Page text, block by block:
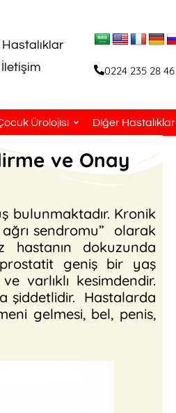
İletişim 0224 235 28 46
Ürolojisi Diğer Hastalıklar
ve Onay
bulunmaktadır. Kronik
sendromu” olarak
dokuzunda
geniş bir yaş
varlıklı kesimdendir.
şiddetlidir. Hastalarda
gelmesi, bel, penis,